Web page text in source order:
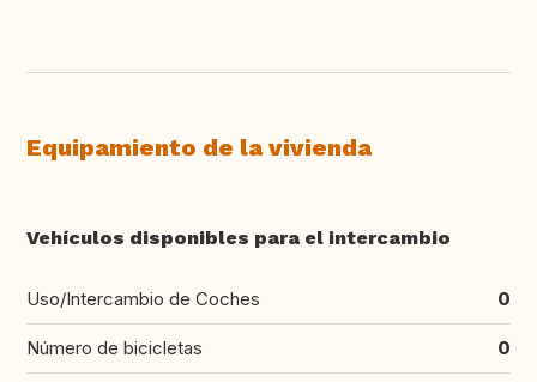
Equipamiento de la vivienda
Vehículos disponibles para el intercambio
Uso/Intercambio de Coches 0
Número de bicicletas 0